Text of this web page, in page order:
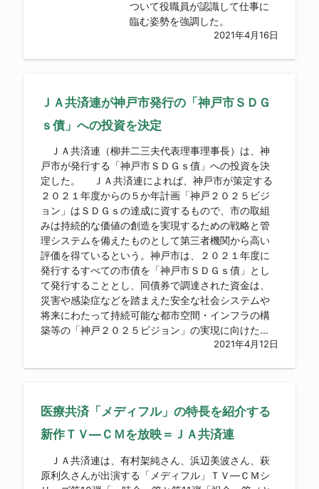
ついて役職員が認識して仕事に
臨む姿勢を強調した。
2021年4月16日
ＪＡ共済連が神戸市発行の「神戸市ＳＤＧ
ｓ債」への投資を決定
ＪＡ共済連（柳井二三夫代表理事理事長）は、神
戸市が発行する「神戸市ＳＤＧｓ債」への投資を決
定した。 ＪＡ共済連によれば、神戸市が策定する
２０２１年度からの５か年計画「神戸２０２５ビジ
ョン」はＳＤＧｓの達成に資するもので、市の取組
みは持続的な価値の創造を実現するための戦略と管
理システムを備えたものとして第三者機関から高い
評価を得ているという。神戸市は、２０２１年度に
発行するすべての市債を「神戸市ＳＤＧｓ債」とし
て発行することとし、同債券で調達された資金は、
災害や感染症などを踏まえた安全な社会システムや
将来にわたって持続可能な都市空間・インフラの構
築等の「神戸２０２５ビジョン」の実現に向けた...
2021年4月12日
医療共済「メディフル」の特長を紹介する
新作ＴＶ―ＣＭを放映＝ＪＡ共済連
ＪＡ共済連は、有村架純さん、浜辺美波さん、萩
原利久さんが出演する「メディフル」ＴＶ―ＣＭシ